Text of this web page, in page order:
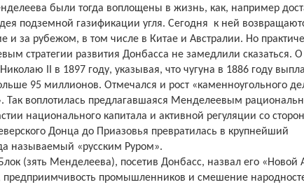
были тогда воплощены в жизнь, как, например
подземной газификации угля. Сегодня
к ней
и за рубежом, в том числе в Китае и Австралии. Но
стратегии развития Донбасса не замедлили сказаться.
II в 1897 году, указывая, что чугуна в 1886 году
95 миллионов. Отмечался и рост «каменноугольного
Так воплотилась предлагавшаяся Менделеевым
национального капитала и активной регуляции со
Донца до Приазовья превратилась в крупнейший
называемый «русским Руром».
(зять Менделеева), посетив Донбасс, назвал его «Новой
промышленников и смешение